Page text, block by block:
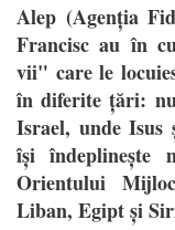
Alep (Agenția
Francisc au în
vii" care le
în diferite țări:
Israel, unde Isus
își îndeplinește
Orientului
Liban, Egipt și